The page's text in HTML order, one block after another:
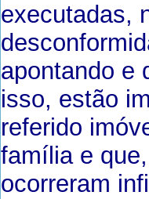
executadas,
apontando e
isso, estão
referido
família e
ocorreram